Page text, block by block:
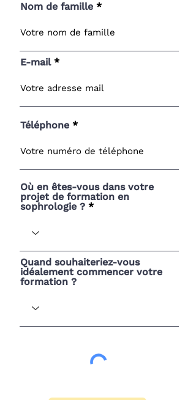
Nom de famille
E-mail
Téléphone
Où en êtes-vous dans votre
projet de formation en
sophrologie ?
Quand souhaiteriez-vous
idéalement commencer votre
formation ?